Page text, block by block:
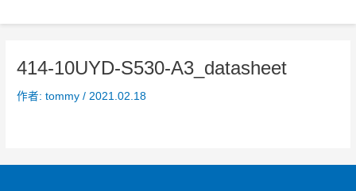
414-10UYD-S530-A3_datasheet
作者:tommy/ 2021.02.18